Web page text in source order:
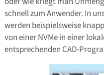
schnell zum Anwender. In
werden beispielsweise
von einer NVMe in einer
entsprechenden CAD-